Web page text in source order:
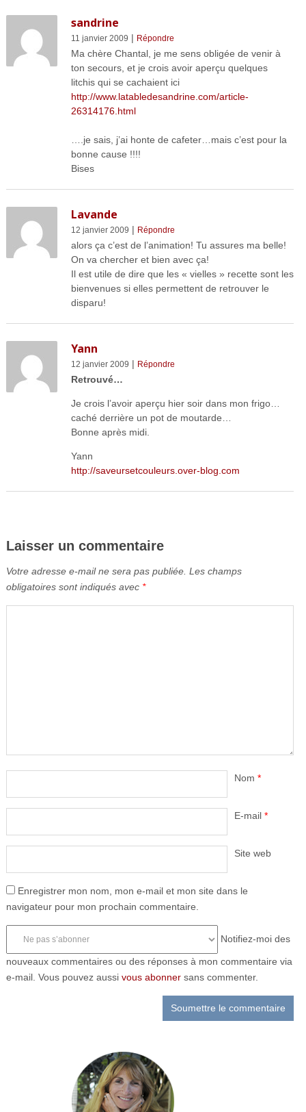
sandrine
11 janvier 2009 | Répondre
Ma chère Chantal, je me sens obligée de venir à
ton secours, et je crois avoir aperçu quelques
litchis qui se cachaient ici
http://www.latabledesandrine.com/article-
26314176.html
….je sais, j’ai honte de cafeter…mais c’est pour la
bonne cause !!!!
Bises
Lavande
12 janvier 2009 | Répondre
alors ça c’est de l’animation! Tu assures ma belle!
On va chercher et bien avec ça!
Il est utile de dire que les « vielles » recette sont les
bienvenues si elles permettent de retrouver le
disparu!
Yann
12 janvier 2009 | Répondre
Retrouvé…
Je crois l’avoir aperçu hier soir dans mon frigo…
caché derrière un pot de moutarde…
Bonne après midi.
Yann
http://saveursetcouleurs.over-blog.com
Laisser un commentaire
Votre adresse e-mail ne sera pas publiée. Les champs
obligatoires sont indiqués avec *
Nom *
E-mail *
Site web
Enregistrer mon nom, mon e-mail et mon site dans le
navigateur pour mon prochain commentaire.
Notifiez-moi des
nouveaux commentaires ou des réponses à mon commentaire via
e-mail. Vous pouvez aussi vous abonnersans commenter.